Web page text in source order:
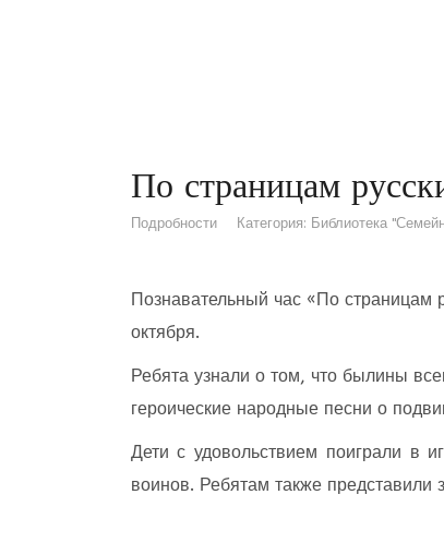
По страницам
Подробности Категория: Библиотека
Познавательный час «По
октября.
Ребята узнали о том, что былины
героические народные песни о
Дети с удовольствием поиграли в
воинов. Ребятам также представили